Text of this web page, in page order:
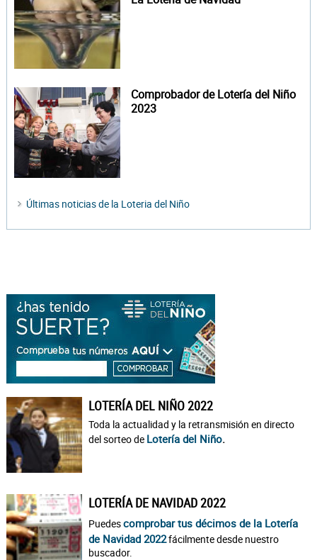
Comprobador de Lotería del Niño
2023
Últimas noticias de la Loteria del Niño
LOTERÍA DEL NIÑO 2022
Toda la actualidad y la retransmisión en directo
del sorteo de Lotería del Niño.
LOTERÍA DE NAVIDAD 2022
Puedescomprobar tus décimos de la Lotería
de Navidad 2022fácilmente desde nuestro
buscador.